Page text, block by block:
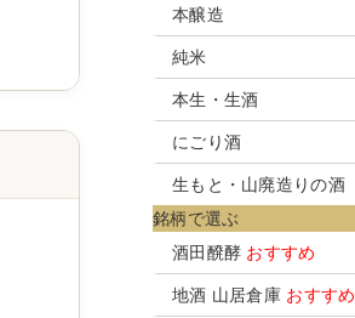
本醸造
純米
本生・生酒
にごり酒
生もと・山廃造りの酒
銘柄で選ぶ
酒田醗酵 おすすめ
地酒 山居倉庫 おすすめ